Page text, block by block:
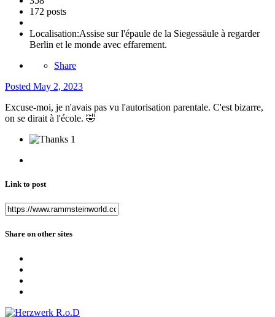
172 posts
Localisation:Assise sur l'épaule de la Siegessäule à regarder
Berlin et le monde avec effarement.
Share
Posted May 2, 2023
Excuse-moi, je n'avais pas vu l'autorisation parentale. C'est bizarre,
on se dirait à l'école. 🤣
1
Link to post
Share on other sites